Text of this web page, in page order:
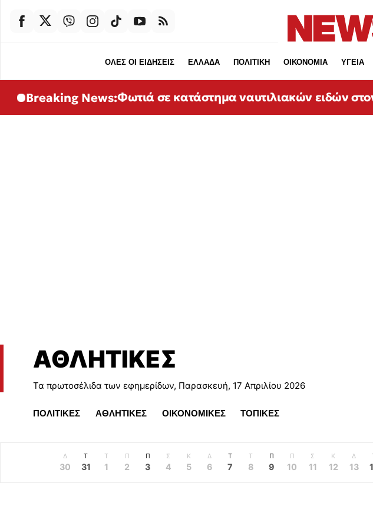
ΟΛΕΣ ΟΙ ΕΙΔΗΣΕΙΣ ΕΛΛΑΔΑ ΠΟΛΙΤΙΚΗ ΟΙΚΟΝΟΜΙΑ ΥΓΕΙΑ
Breaking News:Φωτιά σε κατάστημα ναυτιλιακών ειδών
ΑΘΛΗΤΙΚΕΣ
Τα πρωτοσέλιδα των εφημερίδων, Παρασκευή, 17 Απριλίου 2026
ΠΟΛΙΤΙΚΕΣ ΑΘΛΗΤΙΚΕΣ ΟΙΚΟΝΟΜΙΚΕΣ ΤΟΠΙΚΕΣ
Δ
30
Τ
31
Τ
1
Π
2
Π
3
Σ
4
Κ
5
Δ
6
Τ
7
Τ
8
Π
9
Π
10
Σ
11
Κ
12
Δ
13